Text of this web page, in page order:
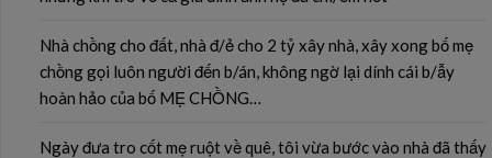
Nhà chồng cho đất, nhà đ/ẻ cho 2 tỷ xây nhà, xây xong bố mẹ
chồng gọi luôn người đến b/án, không ngờ lại dính cái b/ẫy
hoàn hảo của bố MẸ CHỒNG…
Ngày đưa tro cốt mẹ ruột về quê, tôi vừa bước vào nhà đã thấy